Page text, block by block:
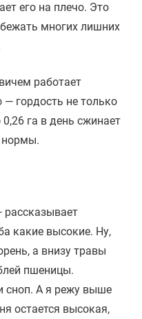
его на плечо. Это
многих лишних
работает
гордость не только
га в день сжинает
нормы.
рассказывает
какие высокие. Ну,
а внизу травы
пшеницы.
сноп. А я режу выше
остается высокая,